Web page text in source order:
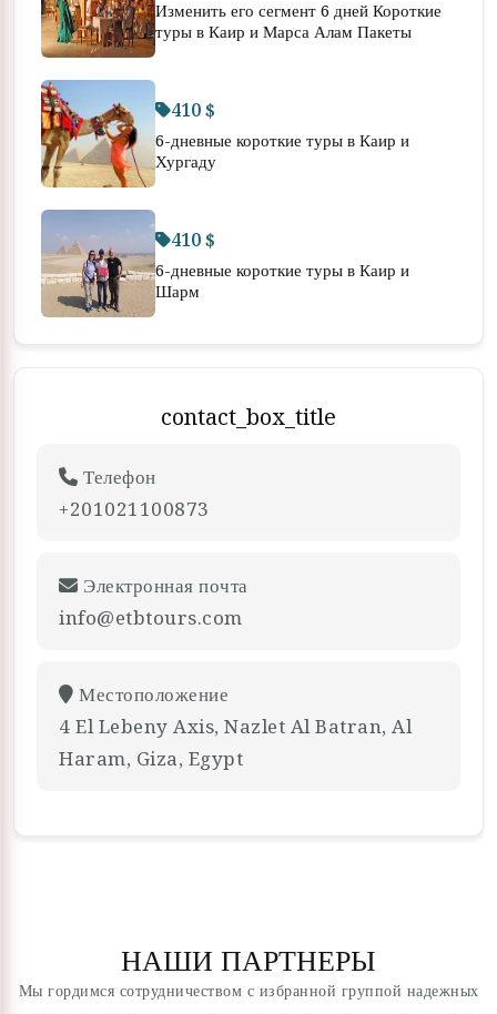
Изменить его сегмент 6 дней Короткие
туры в Каир и Марса Алам Пакеты
410 $
6-дневные короткие туры в Каир и
Хургаду
410 $
6-дневные короткие туры в Каир и
Шарм
contact_box_title
Телефон
+201021100873
Электронная почта
info@etbtours.com
Местоположение
4 El Lebeny Axis, Nazlet Al Batran, Al
Haram, Giza, Egypt
НАШИ ПАРТНЕРЫ
Мы гордимся сотрудничеством с избранной группой надежных